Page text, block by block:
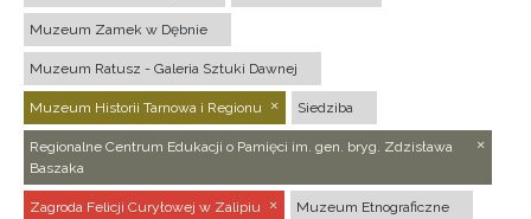
Muzeum Zamek w Dębnie
Muzeum Ratusz - Galeria Sztuki Dawnej
Muzeum Historii Tarnowa i Regionu Siedziba
Regionalne Centrum Edukacji o Pamięci im. gen. bryg. Zdzisława
Baszaka
Zagroda Felicji Curyłowej w Zalipiu Muzeum Etnograficzne